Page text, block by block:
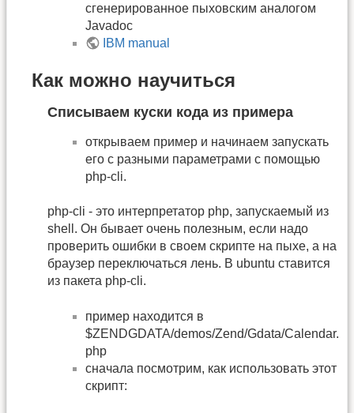
сгенерированное пыховским аналогом
Javadoc
IBM manual
Как можно научиться
Списываем куски кода из примера
открываем пример и начинаем запускать
его с разными параметрами с помощью
php-cli.
php-cli - это интерпретатор php, запускаемый из
shell. Он бывает очень полезным, если надо
проверить ошибки в своем скрипте на пыхе, а на
браузер переключаться лень. В ubuntu ставится
из пакета php-cli.
пример находится в
$ZENDGDATA/demos/Zend/Gdata/Calendar.
php
сначала посмотрим, как использовать этот
скрипт: